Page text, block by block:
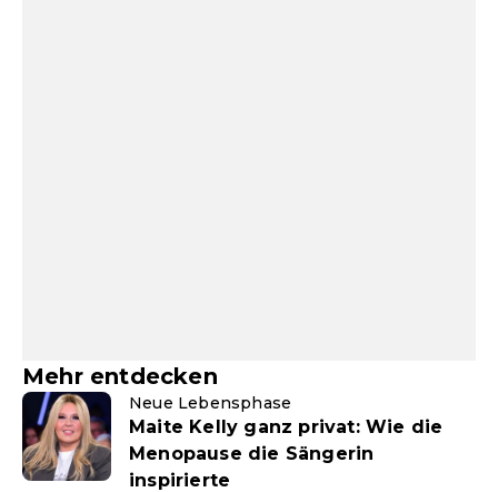
Mehr entdecken
Neue Lebensphase
Maite Kelly ganz privat: Wie die
Menopause die Sängerin
inspirierte